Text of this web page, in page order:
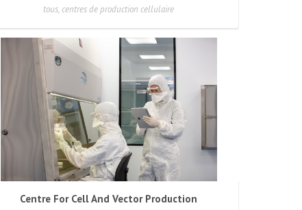
tous, centres de production cellulaire
Centre For Cell And Vector Production